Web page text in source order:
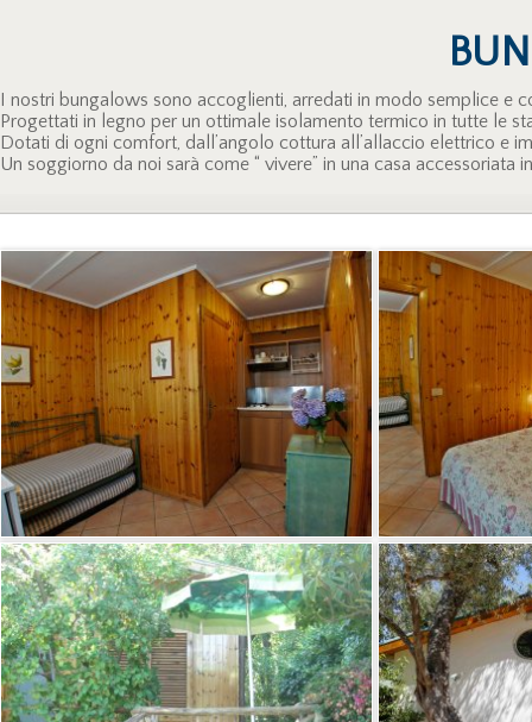
I nostri bungalows sono accoglienti, arredati in modo semplice e
Progettati in legno per un ottimale isolamento termico in tutte le
Dotati di ogni comfort, dall’angolo cottura all’allaccio elettrico e
Un soggiorno da noi sarà come “ vivere” in una casa accessoriata